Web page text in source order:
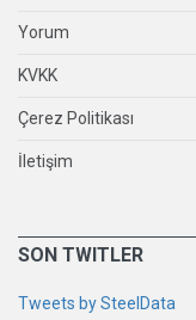
Yorum
KVKK
Çerez Politikası
İletişim
SON TWITLER
Tweets by SteelData